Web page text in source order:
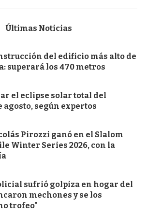
Últimas Noticias
del edificio más alto de
superará los 470 metros
el eclipse solar total del
agosto, según expertos
Pirozzi ganó en el Slalom
Winter Series 2026, con la
sufrió golpiza en hogar del
mechones y se los
trofeo"